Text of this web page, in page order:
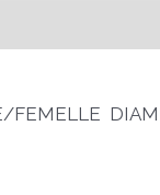
FEMELLE